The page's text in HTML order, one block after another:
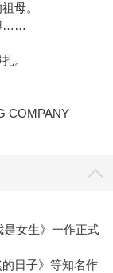
母。
……
。
COMPANY
是女生》一作正式
日子》等知名作